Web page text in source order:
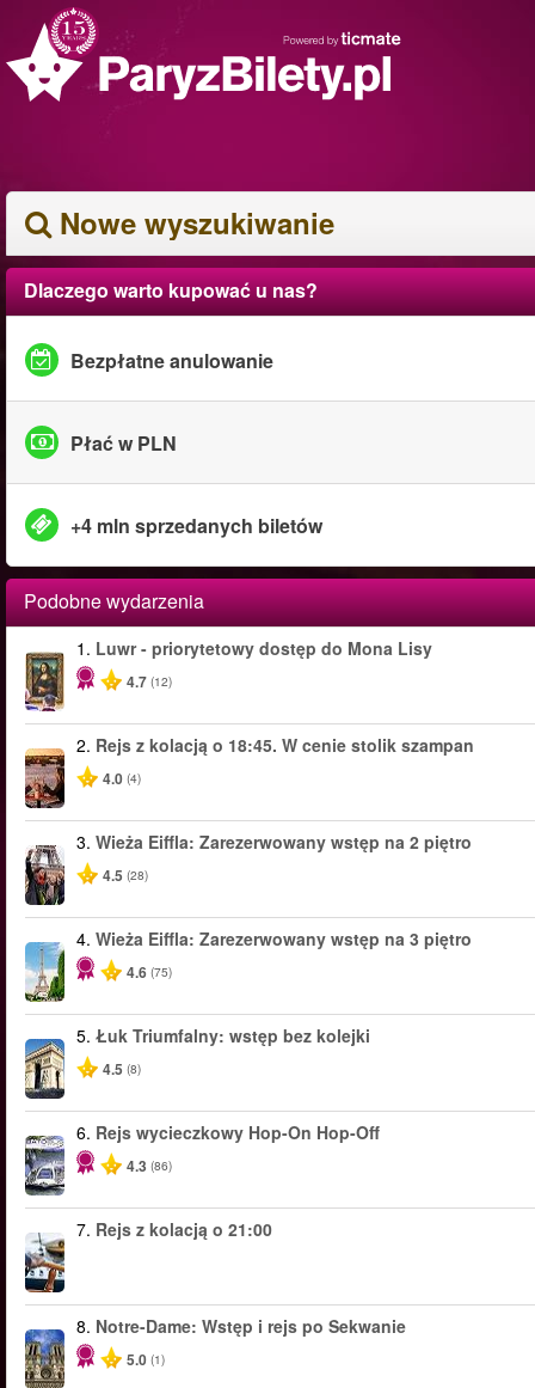
Nowe wyszukiwanie
Dlaczego warto kupować u nas?
Bezpłatne anulowanie
Płać w PLN
+4 mln sprzedanych biletów
Podobne wydarzenia
1. Luwr - priorytetowy dostęp do Mona Lisy
4.7 (12)
2. Rejs z kolacją o 18:45. W cenie stolik szampan
4.0 (4)
3. Wieża Eiffla: Zarezerwowany wstęp na 2 piętro
4.5 (28)
4. Wieża Eiffla: Zarezerwowany wstęp na 3 piętro
4.6 (75)
5. Łuk Triumfalny: wstęp bez kolejki
4.5 (8)
6. Rejs wycieczkowy Hop-On Hop-Off
4.3 (86)
7. Rejs z kolacją o 21:00
8. Notre-Dame: Wstęp i rejs po Sekwanie
5.0 (1)